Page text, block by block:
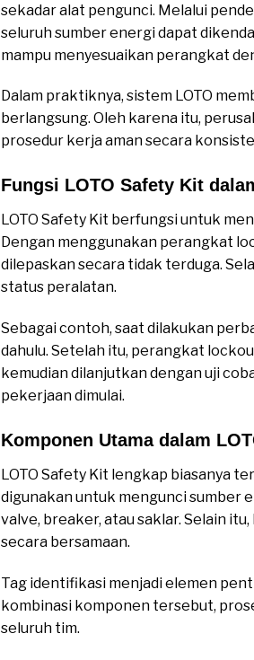
sekadar alat pengunci. Melalui
seluruh sumber energi dapat
mampu menyesuaikan perangkat
Dalam praktiknya, sistem LOTO
berlangsung. Oleh karena itu,
prosedur kerja aman secara
Fungsi LOTO Safety Kit
LOTO Safety Kit berfungsi untuk
Dengan menggunakan perangkat
dilepaskan secara tidak terduga.
status peralatan.
Sebagai contoh, saat dilakukan
dahulu. Setelah itu, perangkat
kemudian dilanjutkan dengan uji
pekerjaan dimulai.
Komponen Utama dalam
LOTO Safety Kit lengkap biasanya
digunakan untuk mengunci sumber
valve, breaker, atau saklar. Selain
secara bersamaan.
Tag identifikasi menjadi elemen
kombinasi komponen tersebut,
seluruh tim.